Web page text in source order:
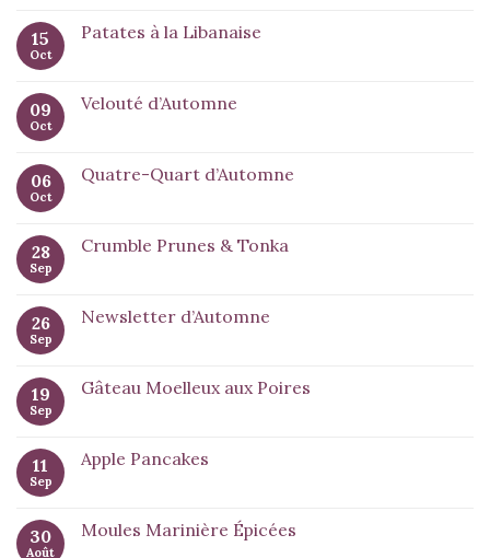
15
Oct
Patates à la Libanaise
09
Oct
Velouté d’Automne
06
Oct
Quatre-Quart d’Automne
28
Sep
Crumble Prunes & Tonka
26
Sep
Newsletter d’Automne
19
Sep
Gâteau Moelleux aux Poires
11
Sep
Apple Pancakes
30
Août
Moules Marinière Épicées